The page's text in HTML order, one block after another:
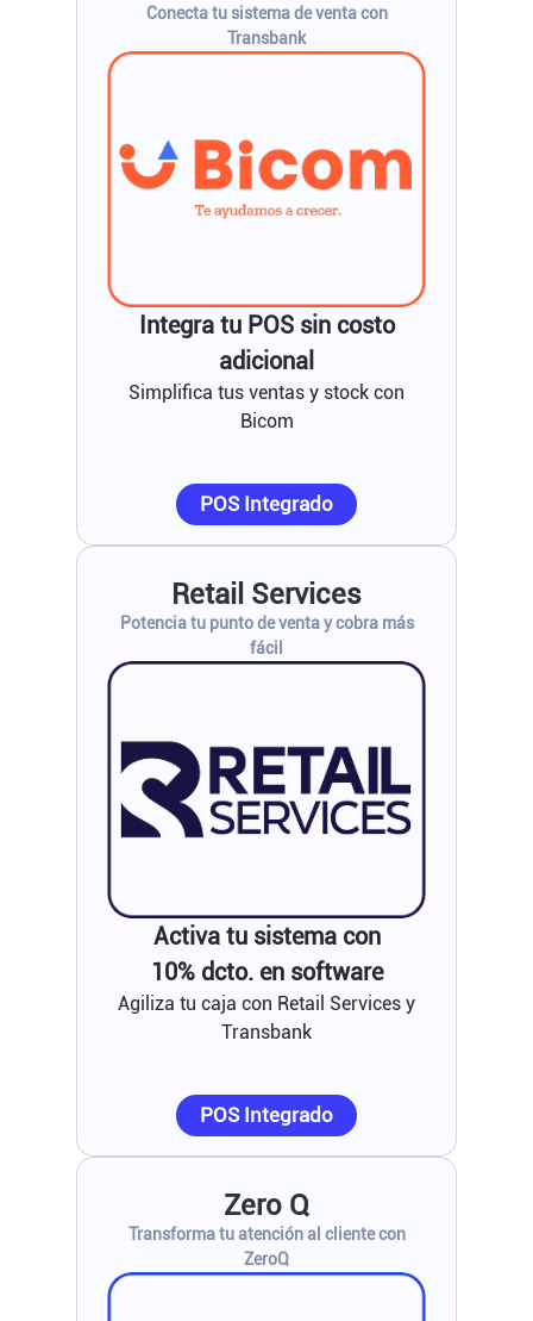
Conecta tu sistema de venta con
Transbank
Integra tu POS sin costo
adicional
Simplifica tus ventas y stock con
Bicom
POS Integrado
Retail Services
Potencia tu punto de venta y cobra más
fácil
Activa tu sistema con
10% dcto. en software
Agiliza tu caja con Retail Services y
Transbank
POS Integrado
Zero Q
Transforma tu atención al cliente con
ZeroQ